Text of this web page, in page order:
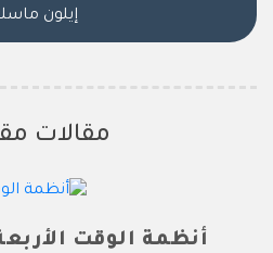
إيلون
مقالات
أنظمة الوقت